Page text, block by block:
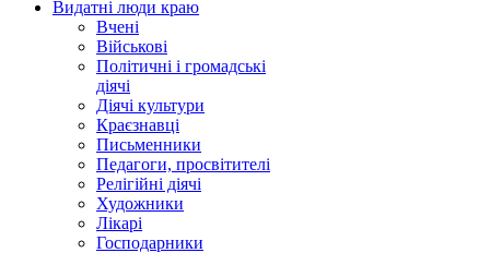
Видатні люди краю
Вчені
Військові
Політичні і громадські
діячі
Діячі культури
Краєзнавці
Письменники
Педагоги, просвітителі
Релігійні діячі
Художники
Лікарі
Господарники